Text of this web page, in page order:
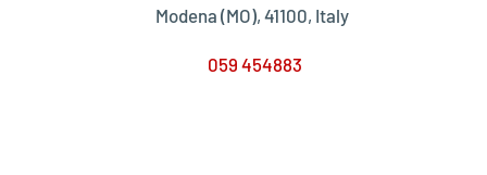
Modena (MO), 41100, Italy
059 454883